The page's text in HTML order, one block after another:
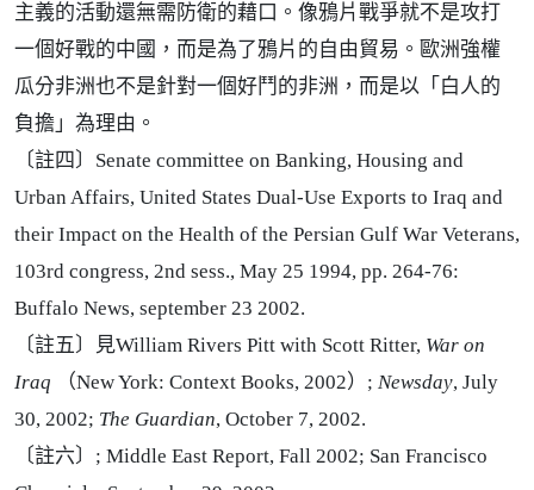
主義的活動還無需防衛的藉口。像鴉片戰爭就不是攻打
一個好戰的中國，而是為了鴉片的自由貿易。歐洲強權
瓜分非洲也不是針對一個好鬥的非洲，而是以「白人的
負擔」為理由。
〔註四〕Senate committee on Banking, Housing and
Urban Affairs, United States Dual-Use Exports to Iraq and
their Impact on the Health of the Persian Gulf War Veterans,
103rd congress, 2nd sess., May 25 1994, pp. 264-76:
Buffalo News, september 23 2002.
〔註五〕見William Rivers Pitt with Scott Ritter, War on
Iraq （New York: Context Books, 2002）; Newsday, July
30, 2002; The Guardian, October 7, 2002.
〔註六〕; Middle East Report, Fall 2002; San Francisco